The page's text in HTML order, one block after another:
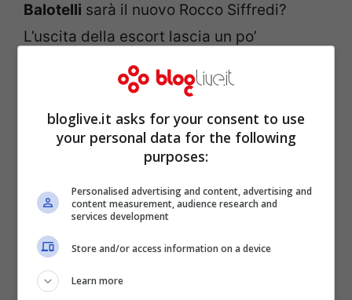
Balotelli sarà il nuovo Rocco Siffredi?
L’uscita della escort lascia un po’
perplessi. Alcuni mesi fa alcune ex
Balotelli,lo avevo bocciato
come amante. Chi avrà ragione?
bloglive.it asks for your consent to use
your personal data for the following
purposes:
Personalised advertising and content, advertising and
content measurement, audience research and
services development
Store and/or access information on a device
Learn more